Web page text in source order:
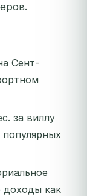
Сент-
за виллу
доходы как